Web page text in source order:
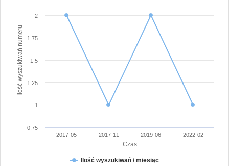
Czas
Ilość wyszukiwań numeru
Ilość wyszukiwań / miesiąc
2017-05 2017-11 2019-06 2022-02
0.75
1
1.25
1.5
1.75
2